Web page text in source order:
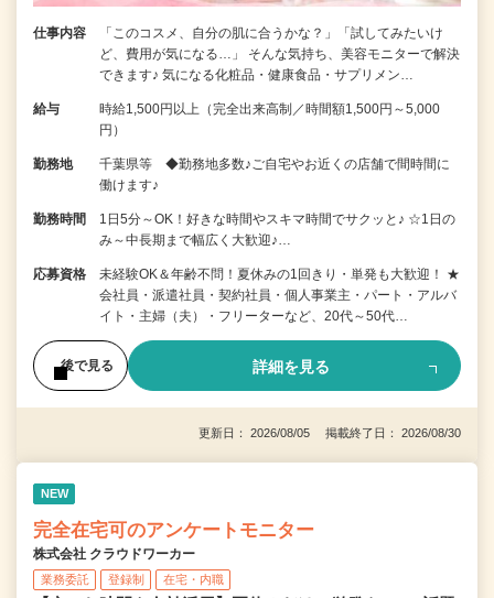
仕事内容
「このコスメ、自分の肌に合うかな？」「試してみたいけ
ど、費用が気になる…」 そんな気持ち、美容モニターで解決
できます♪ 気になる化粧品・健康食品・サプリメン…
給与
時給1,500円以上（完全出来高制／時間額1,500円～5,000
円）
勤務地
千葉県等 ◆勤務地多数♪ご自宅やお近くの店舗で間時間に
働けます♪
勤務時間
1日5分～OK！好きな時間やスキマ時間でサクッと♪ ☆1日の
み～中長期まで幅広く大歓迎♪…
応募資格
未経験OK＆年齢不問！夏休みの1回きり・単発も大歓迎！ ★
会社員・派遣社員・契約社員・個人事業主・パート・アルバ
イト・主婦（夫）・フリーターなど、20代～50代…
後で見る 詳細を見る
更新日： 2026/08/05 掲載終了日： 2026/08/30
NEW
完全在宅可のアンケートモニター
株式会社 クラウドワーカー
業務委託 登録制 在宅・内職